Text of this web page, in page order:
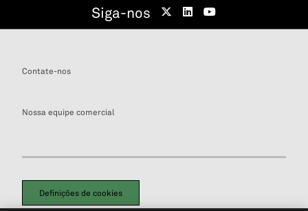
Siga-nos
Contate-nos
Nossa equipe comercial
Definições de cookies